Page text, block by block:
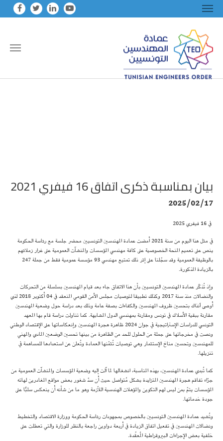
بيان بمناسبة ذكرى اتفاق 16 فيفري 2021
2025/02/17
في 16 فيفري 2025
في مثل هذا اليوم من سنة 2021 أمضت عمادة المهندسين التونسيين محضر جلسة مع رئاسة الحكومة
ينص على تعميم المنحة الخصوصية على كافة مهندسي المؤسسات والمنشآت العمومية على غرار زملائهم
بالوظيفة العمومية وقد سجّلنا على إثر ذلك تمتيع مهندسي 93 مؤسسة عمومية فقط من جملة 247
بالزيادة المذكورة.
وإذ تُذكّر عمادة المهندسين التونسيين بأن هذا الاتفاق جاء بعد قيام المهندسين بسلسلة من التحركات
والنضالات منذ سنة 2017 وكذلك تطبيقا لتوصيات مجلس الأمن القومي المنعقد في 04 أكتوبر 2018 لذي
أوصى اَنذاك بتحسين ظروف المهندسين والكفاءات بصفة عامة وذلك بعد دراسة حول وضعية المهندسين
مقارنة ببقية الأسلاك في تونس ومقارنة بمهندسي الدول المشابهة. كما تناولت دراسة قام بها المعهد
التونسي للدراسات الإستراتيجية في جوان 2024 ظاهرة هجرة المهندسين وإنعكاساتها على الإقتصاد الوطني
ونصت في مخرجاتها على جملة من الحلول للحد من الظاهرة من بينها تحسين الوضعين المادي والمهني
للمهندسين وتحسين مناخ الإستثمار وهي توصيات تُثمّنها العمادة وتُعلن عن استعدادها للمساهمة في
تنزيلها.
كما تُبدي عمادة المهندسين، بهذه المناسبة، انشغالها لما آلت إليه وضعية المؤسسات والمنشآت العمومية من
جرّاء تفاقم هجرة المهندسين المتزايدة بشكل مُتواصل حيث أن سدّ شغور بعض مواقع المغادرين لهاته
المؤسسات يتمّ بمن ليس لهم التكوين والمؤهلات الهندسية اللاّزمة وهو ما من شأنه أن ينعكس سلبًا على
جودة خدماتها.
وتُشيد عمادة المهندسين التونسيين بالخصوص بمجهودات رئاسة الحكومة ووزارة الاقتصاد والتخطيط
ونضالات المهندسين في تفعيل اتفاق الزيادة في أربعة دواوين راجعة بالنظر للوزارة والتي تعطلت على
خلفية بعض الإجراءات البيروقراطية المُعقّدة.